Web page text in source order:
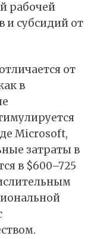
рабочей
и субсидий от
от
в
Microsoft,
затраты в
в $600–725